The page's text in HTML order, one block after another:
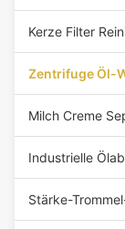
Kerze Filter
Zentrifuge Öl-
Milch Creme
Industrielle
Stärke-